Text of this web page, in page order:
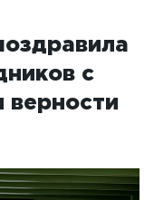
с
верности